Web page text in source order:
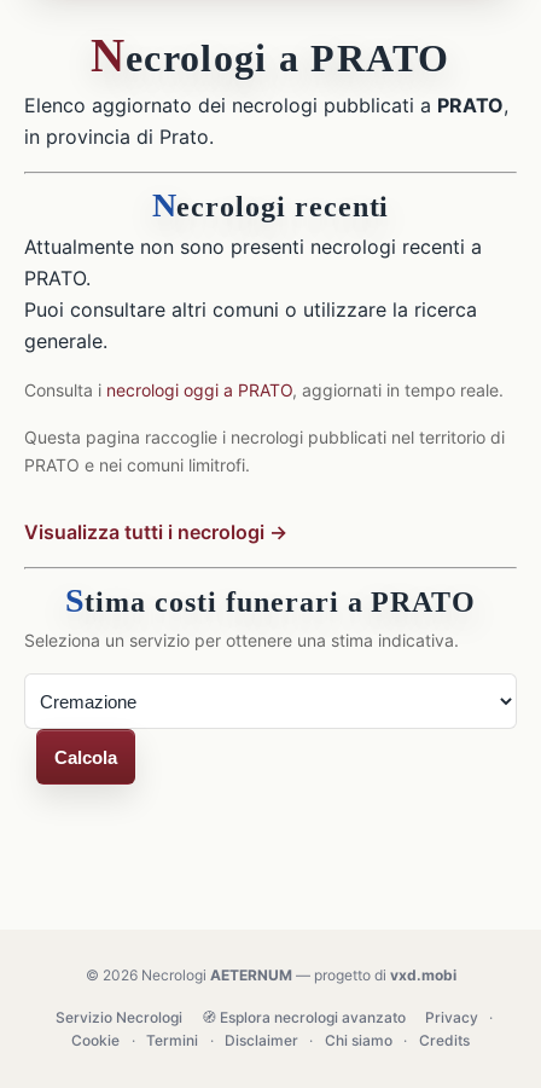
Necrologi a PRATO
Elenco aggiornato dei necrologi pubblicati a PRATO,
in provincia di Prato.
Necrologi recenti
Attualmente non sono presenti necrologi recenti a
PRATO.
Puoi consultare altri comuni o utilizzare la ricerca
generale.
Consulta i necrologi oggi a PRATO, aggiornati in tempo reale.
Questa pagina raccoglie i necrologi pubblicati nel territorio di
PRATO e nei comuni limitrofi.
Visualizza tutti i necrologi →
Stima costi funerari a PRATO
Seleziona un servizio per ottenere una stima indicativa.
Calcola
© 2026 Necrologi AETERNUM— progetto di vxd.mobi
Servizio Necrologi 🧭 Esplora necrologi avanzato Privacy
·
Cookie
· Termini · Disclaimer · Chi siamo · Credits